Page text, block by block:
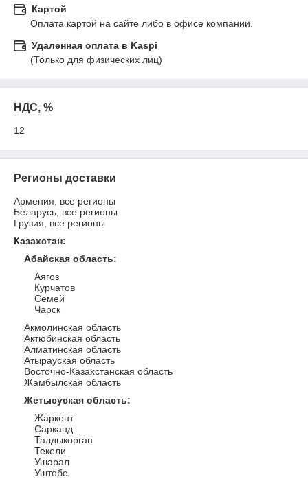
Картой
Оплата картой на сайте либо в офисе компании.
Удаленная оплата в Kaspi
(Только для физических лиц)
НДС, %
12
Регионы доставки
Армения, все регионы
Беларусь, все регионы
Грузия, все регионы
Казахстан:
Абайская область:
Аягоз
Курчатов
Семей
Чарск
Акмолинская область
Актюбинская область
Алматинская область
Атырауская область
Восточно-Казахстанская область
Жамбылская область
Жетысуская область:
Жаркент
Сарканд
Талдыкорган
Текели
Ушарал
Уштобе